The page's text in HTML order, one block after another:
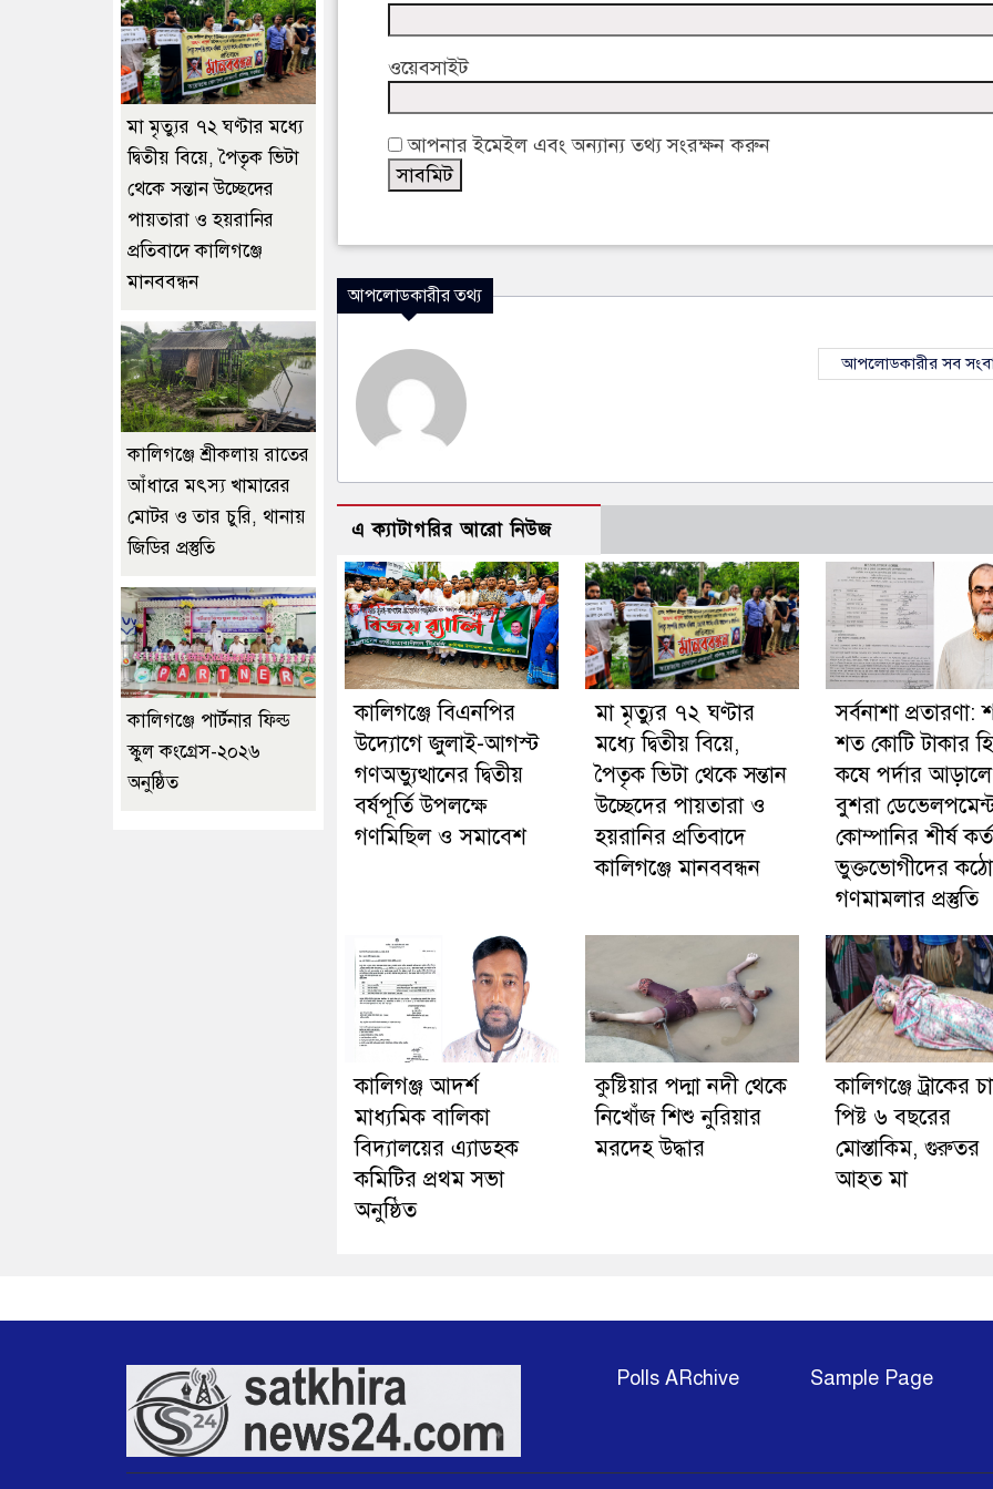
ওয়েবসাইট
আপনার ইমেইল এবং অন্যান্য তথ্য সংরক্ষন করুন
আপলোডকারীর তথ্য
আপলোডকারীর সব
এ ক্যাটাগরির আরো নিউজ
কালিগঞ্জে বিএনপির
উদ্যোগে জুলাই-আগস্ট
গণঅভ্যুত্থানের দ্বিতীয়
বর্ষপূর্তি উপলক্ষে
গণমিছিল ও সমাবেশ
মা মৃত্যুর ৭২ ঘণ্টার
মধ্যে দ্বিতীয় বিয়ে,
পৈতৃক ভিটা থেকে সন্তান
উচ্ছেদের পায়তারা ও
হয়রানির প্রতিবাদে
কালিগঞ্জে মানববন্ধন
সর্বনাশা প্রতারণা:
শত কোটি টাকার
কষে পর্দার আড়ালে
বুশরা
কোম্পানির শীর্ষ
ভুক্তভোগীদের
গণমামলার প্রস্তুতি
কালিগঞ্জ আদর্শ
মাধ্যমিক বালিকা
বিদ্যালয়ের এ্যাডহক
কমিটির প্রথম সভা
অনুষ্ঠিত
কুষ্টিয়ার পদ্মা নদী থেকে
নিখোঁজ শিশু নুরিয়ার
মরদেহ উদ্ধার
কালিগঞ্জে ট্রাকের
পিষ্ট ৬ বছরের
মোস্তাকিম, গুরুতর
আহত মা
মা মৃত্যুর ৭২ ঘণ্টার মধ্যে
দ্বিতীয় বিয়ে, পৈতৃক ভিটা
থেকে সন্তান উচ্ছেদের
পায়তারা ও হয়রানির
প্রতিবাদে কালিগঞ্জে
মানববন্ধন
কালিগঞ্জে শ্রীকলায় রাতের
আঁধারে মৎস্য খামারের
মোটর ও তার চুরি, থানায়
জিডির প্রস্তুতি
কালিগঞ্জে পার্টনার ফিল্ড
স্কুল কংগ্রেস-২০২৬
অনুষ্ঠিত
Polls ARchive Sample Page